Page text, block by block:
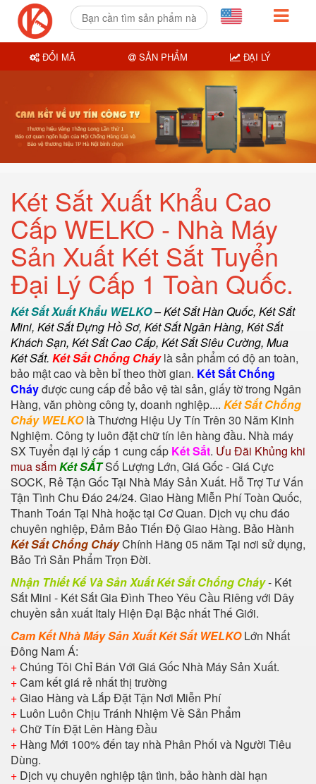
Két Sắt Xuất Khẩu Cao
Cấp WELKO - Nhà Máy
Sản Xuất Két Sắt Tuyển
Đại Lý Cấp 1 Toàn Quốc.
Két Sắt Xuất Khẩu WELKO–Két Sắt Hàn Quốc, Két Sắt
Mini, Két Sắt Đựng Hồ Sơ, Két Sắt Ngân Hàng, Két Sắt
Khách Sạn, Két Sắt Cao Cấp, Két Sắt Siêu Cường, Mua
Két Sắt. Két Sắt Chống Cháylà sản phẩm có độ an toàn,
bảo mật cao và bền bỉ theo thời gian. Két Sắt Chống
Cháyđược cung cấp để bảo vệ tài sản, giấy tờ trong Ngân
Hàng, văn phòng công ty, doanh nghiệp.... Két Sắt Chống
Cháy WELKOlà Thương Hiệu Uy Tín Trên 30 Năm Kinh
Nghiệm. Công ty luôn đặt chữ tín lên hàng đầu. Nhà máy
SX Tuyển đại lý cấp 1 cung cấp Két Sắt. Ưu Đãi Khủng khi
mua sắmKét SẮTSố Lượng Lớn, Giá Gốc - Giá Cực
SOCK, Rẻ Tận Gốc Tại Nhà Máy Sản Xuất. Hỗ Trợ Tư Vấn
Tận Tình Chu Đáo 24/24. Giao Hàng Miễn Phí Toàn Quốc,
Thanh Toán Tại Nhà hoặc tại Cơ Quan. Dịch vụ chu đáo
chuyên nghiệp, Đảm Bảo Tiến Độ Giao Hàng. Bảo Hành
Két Sắt Chống CháyChính Hãng 05 năm Tại nơi sử dụng,
Bảo Trì Sản Phẩm Trọn Đời.
Nhận Thiết Kế Và Sản Xuất Két Sắt Chống Cháy- Két
Sắt Mini - Két Sắt Gia Đình Theo Yêu Cầu Riêng với Dây
chuyền sản xuất Italy Hiện Đại Bậc nhất Thế Giới.
Cam Kết Nhà Máy Sản Xuất Két Sắt WELKOLớn Nhất
Đông Nam Á:
+Chúng Tôi Chỉ Bán Với Giá Gốc Nhà Máy Sản Xuất.
+Cam kết giá rẻ nhất thị trường
+Giao Hàng và Lắp Đặt Tận Nơi Miễn Phí
+ Luôn Luôn Chịu Tránh Nhiệm Về Sản Phẩm
+Chữ Tín Đặt Lên Hàng Đầu
+ Hàng Mới 100% đến tay nhà Phân Phối và Người Tiêu
Dùng.
+ Dịch vụ chuyên nghiệp tận tình, bảo hành dài hạn
ĐỔI MÃ SẢN PHẨM ĐẠI LÝ